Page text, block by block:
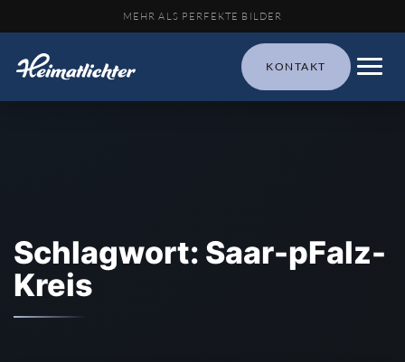
MEHR ALS PERFEKTE BILDER
KONTAKT
Schlagwort: Saar-pFalz-
Kreis